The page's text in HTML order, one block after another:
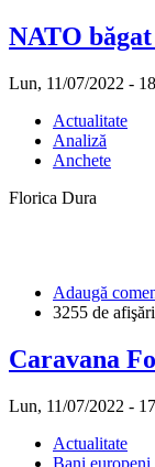
NATO
Lun, 11/07/2022 -
Actualitate
Analiză
Anchete
Florica Dura
Adaugă
3255 de afişări
Caravana
Lun, 11/07/2022 -
Actualitate
Bani europeni